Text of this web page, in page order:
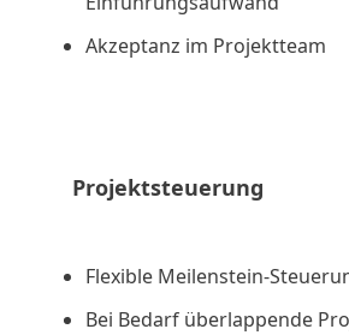
Akzeptanz im Projektteam
Projektsteuerung
Flexible Meilenstein-
Bei Bedarf überlappende